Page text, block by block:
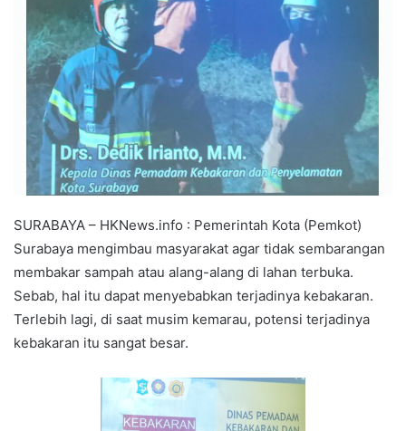
SURABAYA – HKNews.info : Pemerintah Kota (Pemkot)
Surabaya mengimbau masyarakat agar tidak sembarangan
membakar sampah atau alang-alang di lahan terbuka.
Sebab, hal itu dapat menyebabkan terjadinya kebakaran.
Terlebih lagi, di saat musim kemarau, potensi terjadinya
kebakaran itu sangat besar.